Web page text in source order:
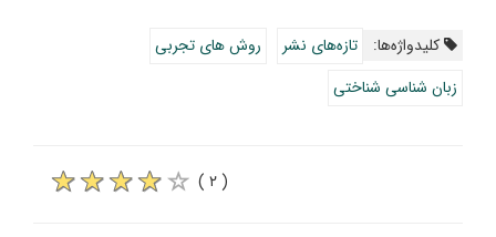
کلیدواژه‌ها: تازه‌های نشر
روش های تجربی
زبان‌ شناسی شناختی
( ۲ )